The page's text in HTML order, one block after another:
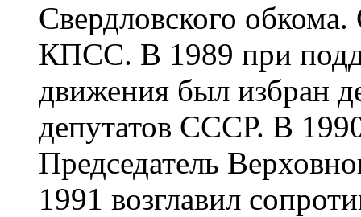
Свердловского
КПСС. В 1989 при
движения был избран
депутатов СССР. В
Председатель
1991 возглавил